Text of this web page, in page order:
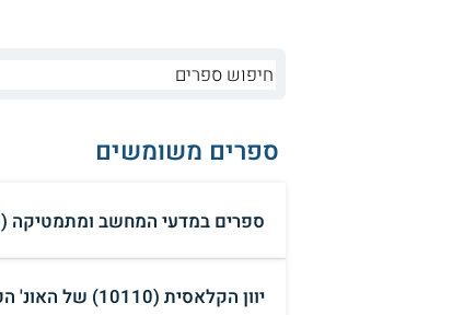
ספרים משומשים
ספרים במדעי המחשב ומתמטיקה (10-45 ש"ח לכל ספר ₪)
יוון הקלאסית (10110) של האונ' הפתוחה, יחידות 1-11 + מקראה